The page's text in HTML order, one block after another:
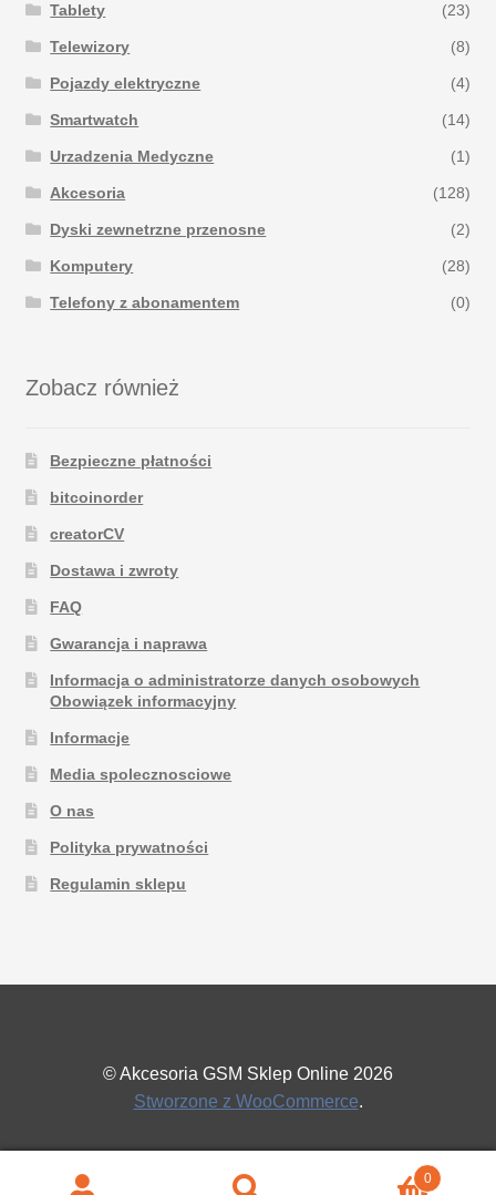
Tablety (23)
Telewizory (8)
Pojazdy elektryczne (4)
Smartwatch (14)
Urzadzenia Medyczne (1)
Akcesoria (128)
Dyski zewnetrzne przenosne (2)
Komputery (28)
Telefony z abonamentem (0)
Zobacz również
Bezpieczne płatności
bitcoinorder
creatorCV
Dostawa i zwroty
FAQ
Gwarancja i naprawa
Informacja o administratorze danych osobowych
Obowiązek informacyjny
Informacje
Media spolecznosciowe
O nas
Polityka prywatności
Regulamin sklepu
© Akcesoria GSM Sklep Online 2026
Stworzone z WooCommerce.
0